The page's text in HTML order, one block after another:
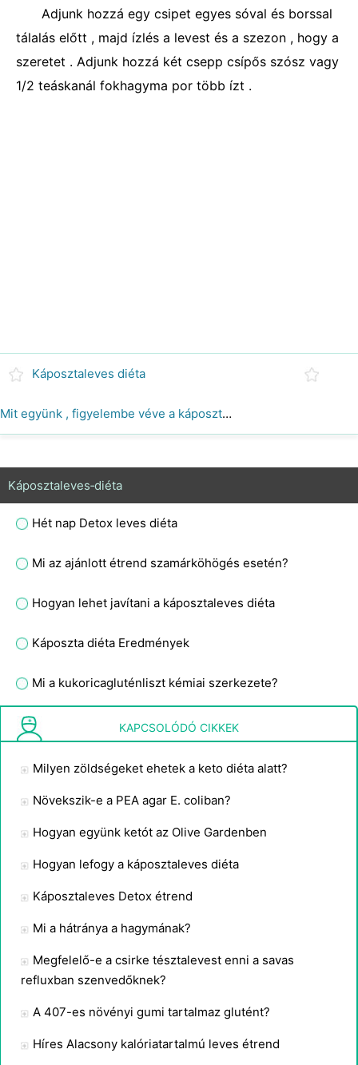
Adjunk hozzá egy csipet egyes sóval és borssal
tálalás előtt , majd ízlés a levest és a szezon , hogy a
szeretet . Adjunk hozzá két csepp csípős szósz vagy
1/2 teáskanál fokhagyma por több ízt .
Káposztaleves diéta
Mit együnk , figyelembe véve a káposztaleves diéta
Káposztaleves‑diéta
Hét nap Detox leves diéta
Mi az ajánlott étrend szamárköhögés esetén?
Hogyan lehet javítani a káposztaleves diéta
Káposzta diéta Eredmények
Mi a kukoricagluténliszt kémiai szerkezete?
KAPCSOLÓDÓ CIKKEK
Milyen zöldségeket ehetek a keto diéta alatt?
Növekszik-e a PEA agar E. coliban?
Hogyan együnk ketót az Olive Gardenben
Hogyan lefogy a káposztaleves diéta
Káposztaleves Detox étrend
Mi a hátránya a hagymának?
Megfelelő-e a csirke tésztalevest enni a savas
refluxban szenvedőknek?
A 407-es növényi gumi tartalmaz glutént?
Híres Alacsony kalóriatartalmú leves étrend